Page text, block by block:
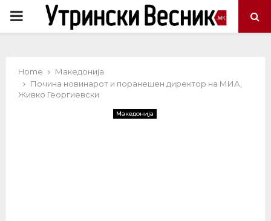
PRIMARY
Home
Македонија
Почина новинарот и поранешен директор на МИА,
Живко Георгиевски
Македонија